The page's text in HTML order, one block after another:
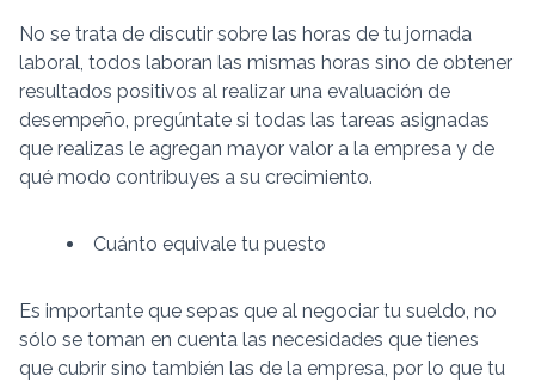
No se trata de discutir sobre las horas de tu jornada
laboral, todos laboran las mismas horas sino de obtener
resultados positivos al realizar una evaluación de
desempeño, pregúntate si todas las tareas asignadas
que realizas le agregan mayor valor a la empresa y de
qué modo contribuyes a su crecimiento.
Cuánto equivale tu puesto
Es importante que sepas que al negociar tu sueldo, no
sólo se toman en cuenta las necesidades que tienes
que cubrir sino también las de la empresa, por lo que tu